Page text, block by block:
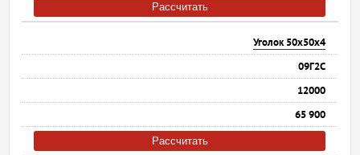
Рассчитать
Уголок 50х50х4
09Г2С
12000
65 900
Рассчитать